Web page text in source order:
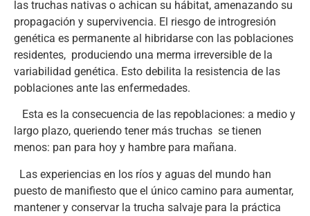
las truchas nativas o achican su hábitat, amenazando su
propagación y supervivencia. El riesgo de introgresión
genética es permanente al hibridarse con las poblaciones
residentes, produciendo una merma irreversible de la
variabilidad genética. Esto debilita la resistencia de las
poblaciones ante las enfermedades.
Esta es la consecuencia de las repoblaciones: a medio y
largo plazo, queriendo tener más truchas se tienen
menos: pan para hoy y hambre para mañana.
Las experiencias en los ríos y aguas del mundo han
puesto de manifiesto que el único camino para aumentar,
mantener y conservar la trucha salvaje para la práctica